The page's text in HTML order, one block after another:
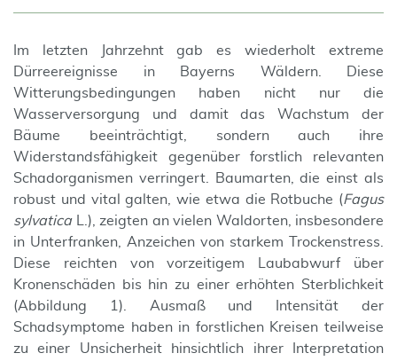
Im letzten Jahrzehnt gab es wiederholt extreme
Dürreereignisse in Bayerns Wäldern. Diese
Witterungsbedingungen haben nicht nur die
Wasserversorgung und damit das Wachstum der
Bäume beeinträchtigt, sondern auch ihre
Widerstandsfähigkeit gegenüber forstlich relevanten
Schadorganismen verringert. Baumarten, die einst als
robust und vital galten, wie etwa die Rotbuche (Fagus
sylvaticaL.), zeigten an vielen Wald­orten, insbesondere
in Unterfranken, Anzeichen von starkem Trockenstress.
Diese reichten von vorzeitigem Laubabwurf über
Kronenschäden bis hin zu einer erhöhten Sterblichkeit
(Abbildung 1). Ausmaß und Intensität der
Schadsymptome haben in forstlichen Kreisen teilweise
zu einer Unsicherheit hinsichtlich ihrer Interpretation